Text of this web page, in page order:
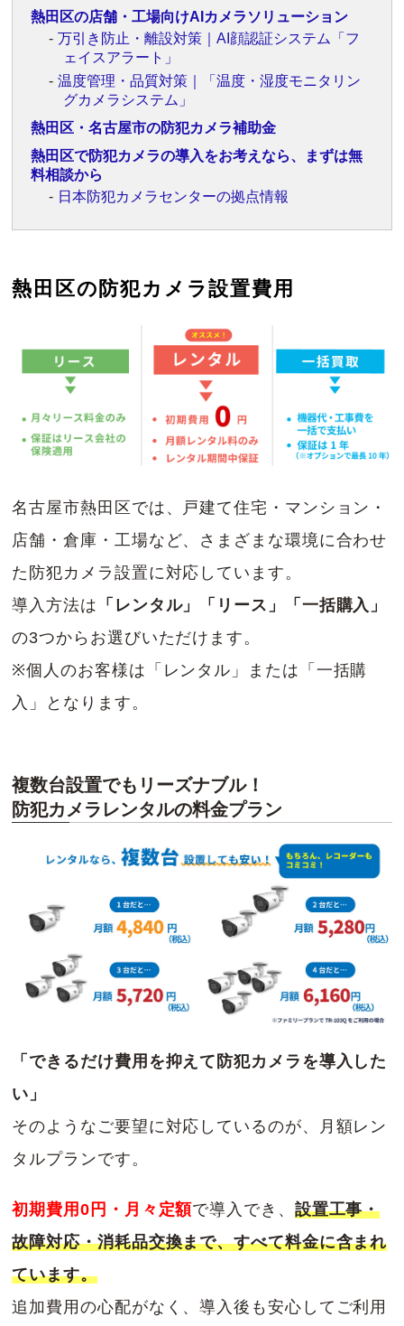
熱田区の店舗・工場向けAIカメラソリューション
万引き防止・離設対策｜AI顔認証システム「フ
ェイスアラート」
温度管理・品質対策｜「温度・湿度モニタリン
グカメラシステム」
熱田区・名古屋市の防犯カメラ補助金
熱田区で防犯カメラの導入をお考えなら、まずは無
料相談から
日本防犯カメラセンターの拠点情報
熱田区の防犯カメラ設置費用
名古屋市熱田区では、戸建て住宅・マンション・
店舗・倉庫・工場など、さまざまな環境に合わせ
た防犯カメラ設置に対応しています。
導入方法は 「レンタル」「リース」「一括購入」
の3つからお選びいただけます。
※個人のお客様は「レンタル」または「一括購
入」となります。
複数台設置でもリーズナブル！
防犯カメラレンタルの料金プラン
「できるだけ費用を抑えて防犯カメラを導入した
い」
そのようなご要望に対応しているのが、月額レン
タルプランです。
初期費用0円・月々定額で導入でき、 設置工事・
故障対応・消耗品交換まで、すべて料金に含まれ
ています。
追加費用の心配がなく、導入後も安心してご利用